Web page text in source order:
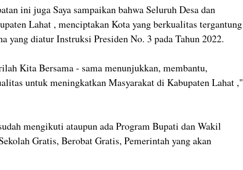
ini juga Saya sampaikan bahwa Seluruh Desa dan
Lahat , menciptakan Kota yang berkualitas tergantung
yang diatur Instruksi Presiden No. 3 pada Tahun 2022.
Kita Bersama - sama menunjukkan, membantu,
untuk meningkatkan Masyarakat di Kabupaten Lahat ,"
mengikuti ataupun ada Program Bupati dan Wakil
Gratis, Berobat Gratis, Pemerintah yang akan